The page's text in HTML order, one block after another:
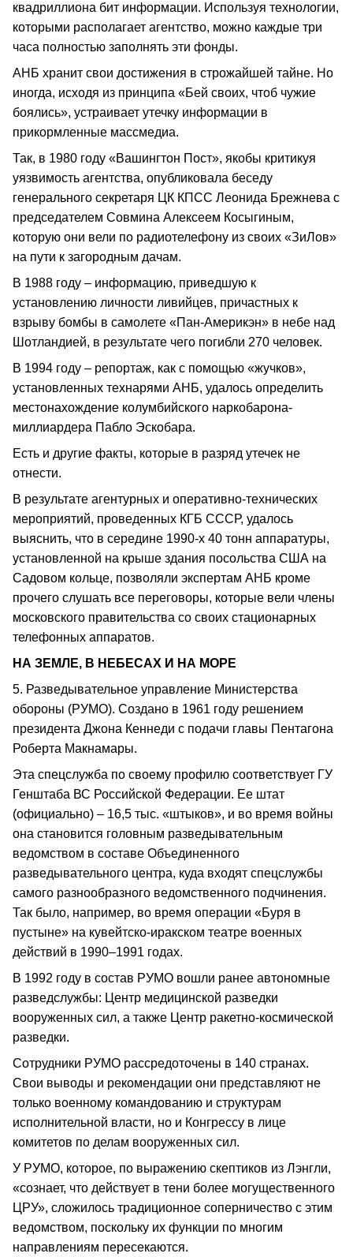
квадриллиона бит информации. Используя технологии,
которыми располагает агентство, можно каждые три
часа полностью заполнять эти фонды.
АНБ хранит свои достижения в строжайшей тайне. Но
иногда, исходя из принципа «Бей своих, чтоб чужие
боялись», устраивает утечку информации в
прикормленные массмедиа.
Так, в 1980 году «Вашингтон Пост», якобы критикуя
уязвимость агентства, опубликовала беседу
генерального секретаря ЦК КПСС Леонида Брежнева с
председателем Совмина Алексеем Косыгиным,
которую они вели по радиотелефону из своих «ЗиЛов»
на пути к загородным дачам.
В 1988 году – информацию, приведшую к
установлению личности ливийцев, причастных к
взрыву бомбы в самолете «Пан-Америкэн» в небе над
Шотландией, в результате чего погибли 270 человек.
В 1994 году – репортаж, как с помощью «жучков»,
установленных технарями АНБ, удалось определить
местонахождение колумбийского наркобарона-
миллиардера Пабло Эскобара.
Есть и другие факты, которые в разряд утечек не
отнести.
В результате агентурных и оперативно-технических
мероприятий, проведенных КГБ СССР, удалось
выяснить, что в середине 1990-х 40 тонн аппаратуры,
установленной на крыше здания посольства США на
Садовом кольце, позволяли экспертам АНБ кроме
прочего слушать все переговоры, которые вели члены
московского правительства со своих стационарных
телефонных аппаратов.
НА ЗЕМЛЕ, В НЕБЕСАХ И НА МОРЕ
5. Разведывательное управление Министерства
обороны (РУМО). Создано в 1961 году решением
президента Джона Кеннеди с подачи главы Пентагона
Роберта Макнамары.
Эта спецслужба по своему профилю соответствует ГУ
Генштаба ВС Российской Федерации. Ее штат
(официально) – 16,5 тыс. «штыков», и во время войны
она становится головным разведывательным
ведомством в составе Объединенного
разведывательного центра, куда входят спецслужбы
самого разнообразного ведомственного подчинения.
Так было, например, во время операции «Буря в
пустыне» на кувейтско-иракском театре военных
действий в 1990–1991 годах.
В 1992 году в состав РУМО вошли ранее автономные
разведслужбы: Центр медицинской разведки
вооруженных сил, а также Центр ракетно-космической
разведки.
Сотрудники РУМО рассредоточены в 140 странах.
Свои выводы и рекомендации они представляют не
только военному командованию и структурам
исполнительной власти, но и Конгрессу в лице
комитетов по делам вооруженных сил.
У РУМО, которое, по выражению скептиков из Лэнгли,
«сознает, что действует в тени более могущественного
ЦРУ», сложилось традиционное соперничество с этим
ведомством, поскольку их функции по многим
направлениям пересекаются.